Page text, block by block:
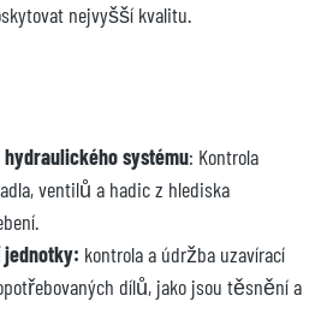
nejvyšší kvalitu.
systému: Kontrola
ventilů a hadic z hlediska
kontrola a údržba uzavírací
dílů, jako jsou těsnění a